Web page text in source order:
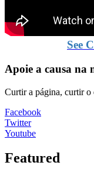
See
Apoie a causa na
Curtir a página, curtir o
Facebook
Twitter
Youtube
Featured